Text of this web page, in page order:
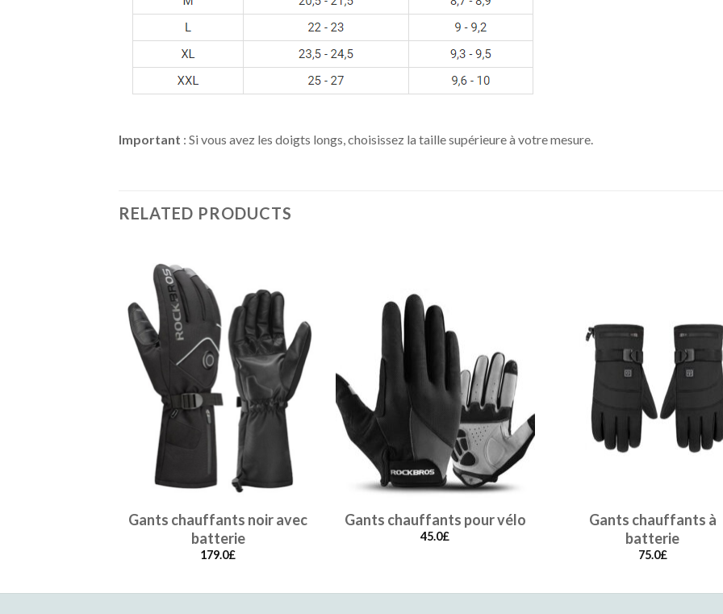
Important : Si vous avez les doigts longs, choisissez la taille supérieure à votre mesure.
RELATED PRODUCTS
Gants chauffants noir avec
batterie
179.0£
Gants chauffants pour vélo
45.0£
Gants chauffants à
batterie
75.0£